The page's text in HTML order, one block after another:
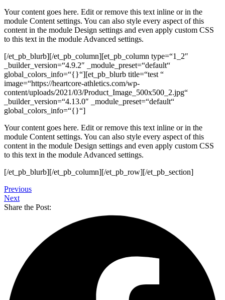
Your content goes here. Edit or remove this text inline or in the
module Content settings. You can also style every aspect of this
content in the module Design settings and even apply custom CSS
to this text in the module Advanced settings.
[/et_pb_blurb][/et_pb_column][et_pb_column type=“1_2″
_builder_version=“4.9.2″ _module_preset=“default“
global_colors_info=“{}“][et_pb_blurb title=“test “
image=“https://heartcore-athletics.com/wp-
content/uploads/2021/03/Product_Image_500x500_2.jpg“
_builder_version=“4.13.0″ _module_preset=“default“
global_colors_info=“{}“]
Your content goes here. Edit or remove this text inline or in the
module Content settings. You can also style every aspect of this
content in the module Design settings and even apply custom CSS
to this text in the module Advanced settings.
[/et_pb_blurb][/et_pb_column][/et_pb_row][/et_pb_section]
Previous
Next
Share the Post: